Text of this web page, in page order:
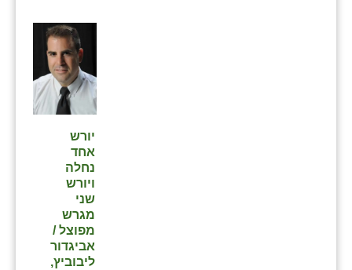
יורש
אחד
נחלה
ויורש
שני
מגרש
מפוצל /
אביגדור
ליבוביץ,